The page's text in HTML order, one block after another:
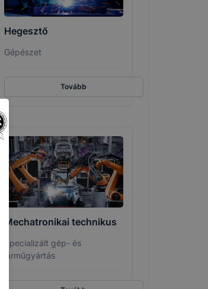
Hegesztő
Gépészet
Tovább
Mechatronikai technikus
Specializált gép- és
járműgyártás